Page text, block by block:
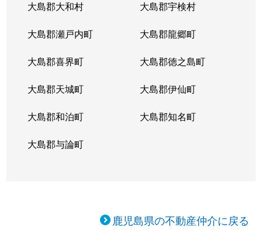
大島郡大和村 大島郡宇検村
大島郡瀬戸内町 大島郡龍郷町
大島郡喜界町 大島郡徳之島町
大島郡天城町 大島郡伊仙町
大島郡和泊町 大島郡知名町
大島郡与論町
鹿児島県の不動産仲介に戻る